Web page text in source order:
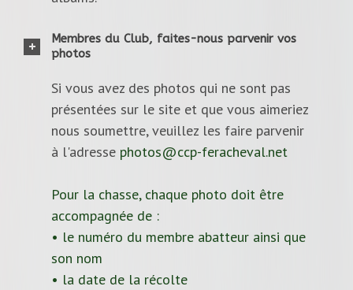
Membres du Club, faites-nous parvenir vos
photos
Si vous avez des photos qui ne sont pas
présentées sur le site et que vous aimeriez
nous soumettre, veuillez les faire parvenir
à l'adresse photos@ccp-feracheval.net
Pour la chasse, chaque photo doit être
accompagnée de :
• le numéro du membre abatteur ainsi que
son nom
• la date de la récolte